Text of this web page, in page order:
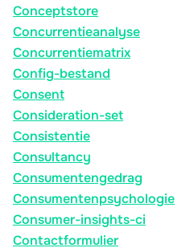
Conceptstore
Concurrentieanalyse
Concurrentiematrix
Config-bestand
Consent
Consideration-set
Consistentie
Consultancy
Consumentengedrag
Consumentenpsychologie
Consumer-insights-ci
Contactformulier